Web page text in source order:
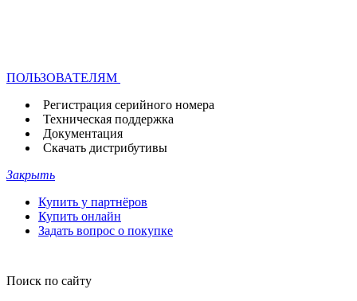
ПОЛЬЗОВАТЕЛЯМ
Регистрация серийного номера
Техническая поддержка
Документация
Скачать дистрибутивы
Закрыть
Купить у партнёров
Купить онлайн
Задать вопрос о покупке
Поиск по сайту